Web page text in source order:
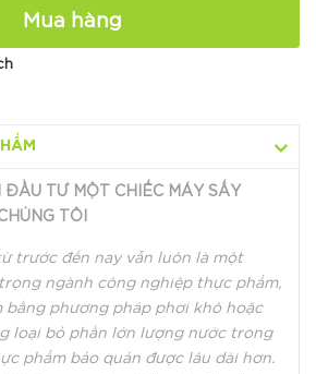
Mua hàng
ĐẦU TƯ MỘT CHIẾC MÁY SẤY
TÔI
trước đến nay vẫn luôn là một
ngành công nghiệp thực phẩm,
bằng phương pháp phơi khô hoặc
loại bỏ phần lớn lượng nước trong
phẩm bảo quản được lâu dài hơn.